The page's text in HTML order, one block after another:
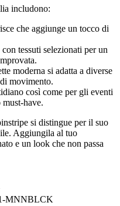
includono:
che aggiunge un tocco di
tessuti selezionati per un
moderna si adatta a diverse
movimento.
così come per gli eventi
have.
si distingue per il suo
Aggiungila al tuo
e un look che non passa
MNNBLCK